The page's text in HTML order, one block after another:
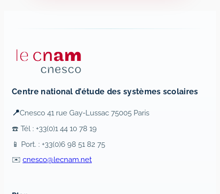
Centre national d’étude des systèmes scolaires
📍Cnesco 41 rue Gay-Lussac 75005 Paris
☎️ Tél : +33(0)1 44 10 78 19
📱 Port. : +33(0)6 98 51 82 75
✉️ cnesco@lecnam.net